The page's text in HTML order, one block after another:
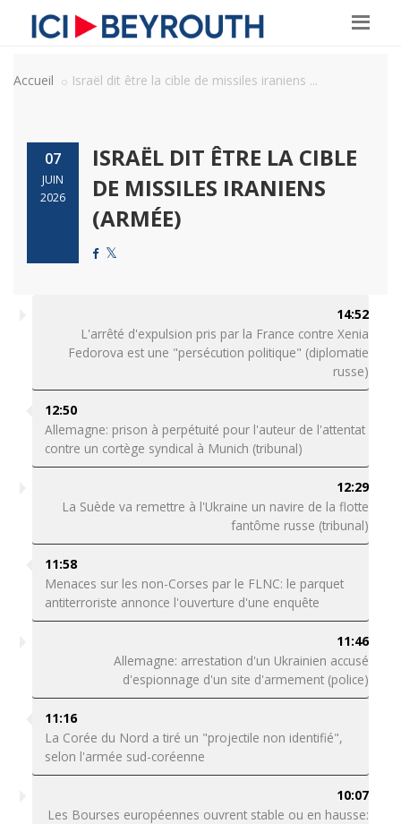
Accueil Israël dit être la cible de missiles iraniens ...
07
JUIN
2026
ISRAËL DIT ÊTRE LA CIBLE
DE MISSILES IRANIENS
(ARMÉE)
14:52
L'arrêté d'expulsion pris par la France contre Xenia
Fedorova est une "persécution politique" (diplomatie
russe)
12:50
Allemagne: prison à perpétuité pour l'auteur de l'attentat
contre un cortège syndical à Munich (tribunal)
12:29
La Suède va remettre à l'Ukraine un navire de la flotte
fantôme russe (tribunal)
11:58
Menaces sur les non-Corses par le FLNC: le parquet
antiterroriste annonce l'ouverture d'une enquête
11:46
Allemagne: arrestation d'un Ukrainien accusé
d'espionnage d'un site d'armement (police)
11:16
La Corée du Nord a tiré un "projectile non identifié",
selon l'armée sud-coréenne
10:07
Les Bourses européennes ouvrent stable ou en hausse: